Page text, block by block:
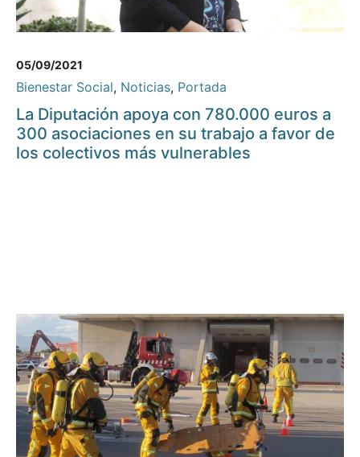
05/09/2021
Bienestar Social, Noticias, Portada
La Diputación apoya con 780.000 euros a
300 asociaciones en su trabajo a favor de
los colectivos más vulnerables